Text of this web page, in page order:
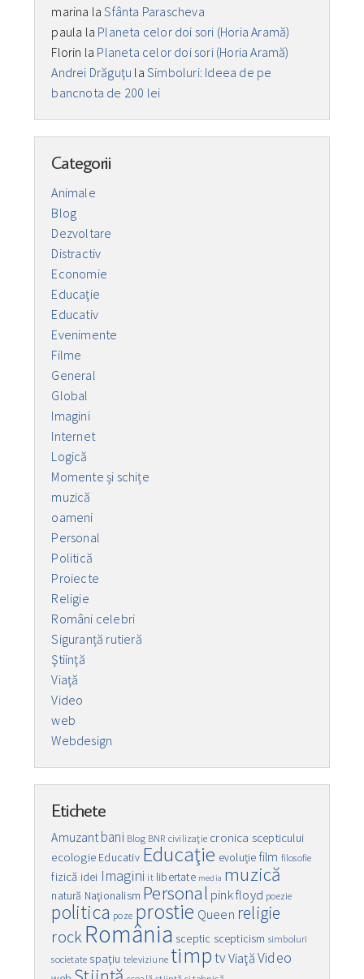
marina laSfânta Parascheva
paula la Planeta celor doi sori (Horia Aramă)
Florin la Planeta celor doi sori (Horia Aramă)
Andrei Drăguţu laSimboluri: Ideea de pe
bancnota de 200 lei
Categorii
Animale
Blog
Dezvoltare
Distractiv
Economie
Educaţie
Educativ
Evenimente
Filme
General
Global
Imagini
Internet
Logică
Momente și schițe
muzică
oameni
Personal
Politică
Proiecte
Religie
Români celebri
Siguranță rutieră
Ştiinţă
Viaţă
Video
web
Webdesign
Etichete
Amuzant bani Blog BNR civilizaţie cronica scepticului
ecologie Educativ Educaţie evoluţie film filosofie
fizică idei Imagini it libertate media muzică
natură Naţionalism Personal pink floyd poezie
politica poze prostie Queen religie
rockRomânia sceptic scepticism simboluri
societate spaţiu televiziune timptvViaţă Video